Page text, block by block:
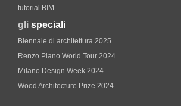
tutorial BIM
gli speciali
Biennale di architettura 2025
Renzo Piano World Tour 2024
Milano Design Week 2024
Wood Architecture Prize 2024